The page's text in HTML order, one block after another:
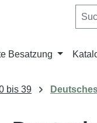
Besatzung
bis 39